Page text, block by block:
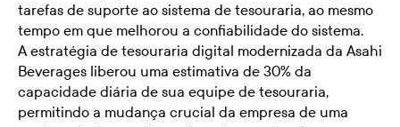
tarefas de suporte ao sistema de tesouraria, ao mesmo
tempo em que melhorou a confiabilidade do sistema.
A estratégia de tesouraria digital modernizada da Asahi
Beverages liberou uma estimativa de 30% da
capacidade diária de sua equipe de tesouraria,
permitindo a mudança crucial da empresa de uma